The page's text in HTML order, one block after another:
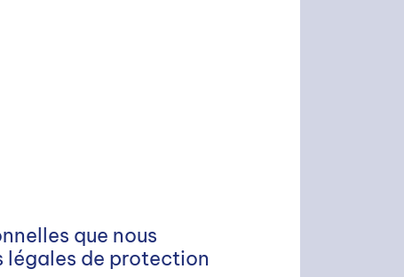
que nous
de protection